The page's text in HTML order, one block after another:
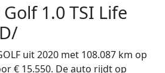
1.0 TSI Life
uit 2020 met 108.087 km op
€ 15.550. De auto rijdt op